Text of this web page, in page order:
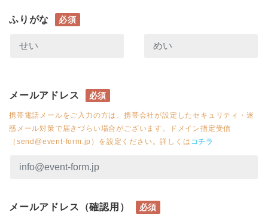
ふりがな 必須
メールアドレス 必須
携帯電話メールをご入力の方は、携帯会社が設定したセキュリティ・迷
惑メール対策で届きづらい場合がございます。ドメイン指定受信
（send@event-form.jp）を設定ください。詳しくは コチラ
メールアドレス（確認用） 必須